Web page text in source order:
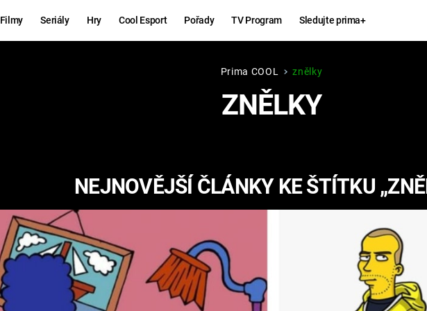
Filmy Seriály Hry Cool Esport Pořady TV Program Sledujte prima+
RYCHLE A
ZBĚSILE 10
PREDÁTOR
KINGDOM
COME:
ESPORT
CHUCK
NORRIS
Prima COOL znělky
ZNĚLKY
NEJNOVĚJŠÍ ČLÁNKY KE ŠTÍTKU